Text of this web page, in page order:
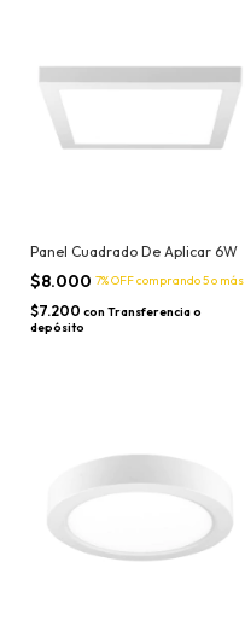
Panel Cuadrado De Aplicar 6W
$8.000 7% OFFcomprando 5 o más
$7.200 con Transferencia o
depósito